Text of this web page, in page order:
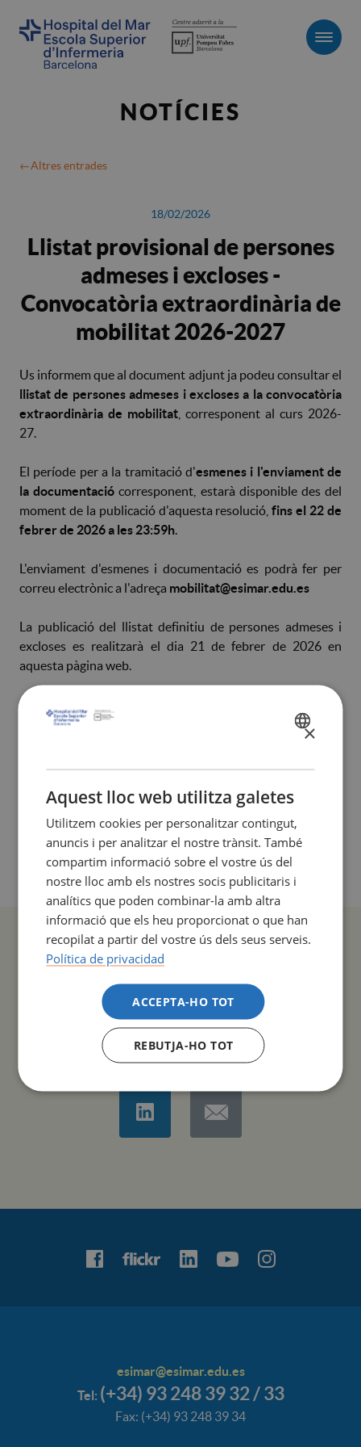
NOTÍCIES
Altres entrades
18/02/2026
Llistat provisional de persones
admeses i excloses -
Convocatòria extraordinària de
mobilitat 2026-2027
Us informem que al document adjunt ja podeu consultar el
llistat de persones admeses i excloses a la convocatòria
extraordinària de mobilitat , corresponent al curs 2026-
27.
El període per a la tramitació d'esmenes i l'enviament de
la documentació corresponent, estarà disponible des del
moment de la publicació d'aquesta resolució,fins el 22 de
febrer de 2026 a les 23:59h
L'enviament d'esmenes i documentació es podrà fer per
correu electrònic a l'adreça mobilitat@esimar.edu.es
La publicació del llistat definitiu de persones admeses i
excloses es realitzarà el dia 21 de febrer de 2026 en
aquesta pàgina web.
Llistat provisional de persones admeses i excloses -
Convocatòria extraordinària de mobilitat 2026-2027
(PDF 339,69 Kb)
COMPARTIR
esimar@esimar.edu.es
Tel: (+34) 93 248 39 32 / 33
Fax: (+34) 93 248 39 34
SPANISH
×
Aquest lloc web utilitza galetes
Utilitzem cookies per personalitzar contingut,
anuncis i per analitzar el nostre trànsit. També
compartim informació sobre el vostre ús del
nostre lloc amb els nostres socis publicitaris i
analítics que poden combinar-la amb altra
informació que els heu proporcionat o que han
recopilat a partir del vostre ús dels seus serveis.
Política de privacidad
ACCEPTA-HO TOT
REBUTJA-HO TOT